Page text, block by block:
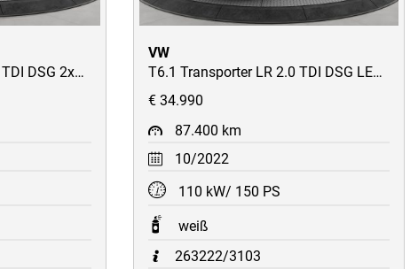
T6.1 Transporter KR 2.0 TDI DSG 2xSchiebetüren/Heckklappe/2-Sitzer/ACC/LED/STH/AHK/Kamera/230V
VW
T6.1 Transporter LR 2.0 TDI DSG LED/Kamera/AppConnect/AHK/STH/uvm
€ 34.990
87.400 km
10/2022
110 kW/ 150 PS
weiß
263222/3103